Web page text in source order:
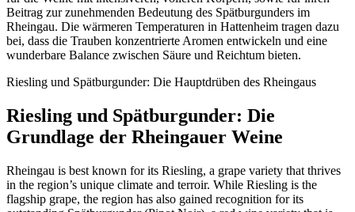
Beitrag zur zunehmenden Bedeutung des Spätburgunders im
Rheingau. Die wärmeren Temperaturen in Hattenheim tragen dazu
bei, dass die Trauben konzentrierte Aromen entwickeln und eine
wunderbare Balance zwischen Säure und Reichtum bieten.
Riesling und Spätburgunder: Die Hauptdrüben des Rheingaus
Riesling und Spätburgunder: Die
Grundlage der Rheingauer Weine
Rheingau is best known for its Riesling, a grape variety that thrives
in the region’s unique climate and terroir. While Riesling is the
flagship grape, the region has also gained recognition for its